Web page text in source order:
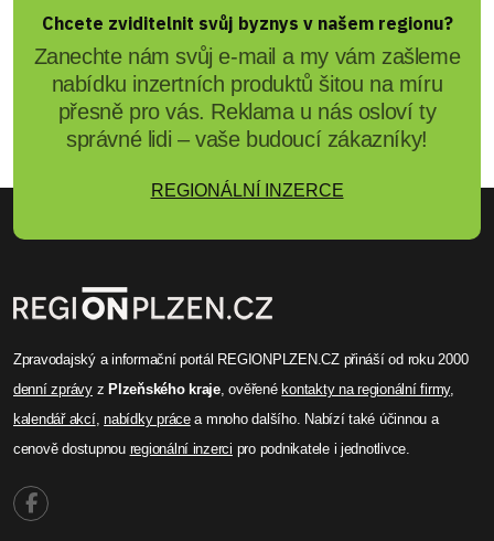
Chcete zviditelnit svůj byznys v našem regionu?
Zanechte nám svůj e-mail a my vám zašleme
nabídku inzertních produktů šitou na míru
přesně pro vás. Reklama u nás osloví ty
správné lidi – vaše budoucí zákazníky!
REGIONÁLNÍ INZERCE
Zpravodajský a informační portál REGIONPLZEN.CZ přináší od roku 2000
denní zprávyz Plzeňského kraje, ověřené kontakty na regionální firmy,
kalendář akcí,nabídky prácea mnoho dalšího. Nabízí také účinnou a
cenově dostupnou regionální inzerci pro podnikatele i jednotlivce.